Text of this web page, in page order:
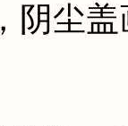
尘盖